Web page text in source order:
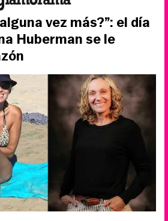
vez más?”: el día
Huberman se le